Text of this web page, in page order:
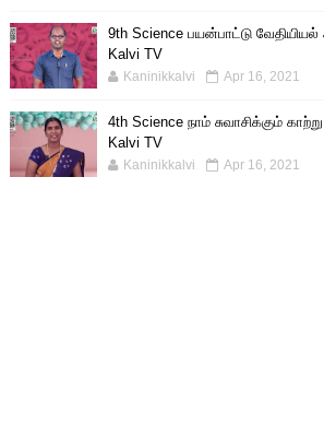
9th Science பயன்பாட்டு வேதியியல்
Kalvi TV
Kaninikkalvi Apr 16, 2021
4th Science நாம் சுவாசிக்கும்
Kalvi TV
Kaninikkalvi Apr 16, 2021